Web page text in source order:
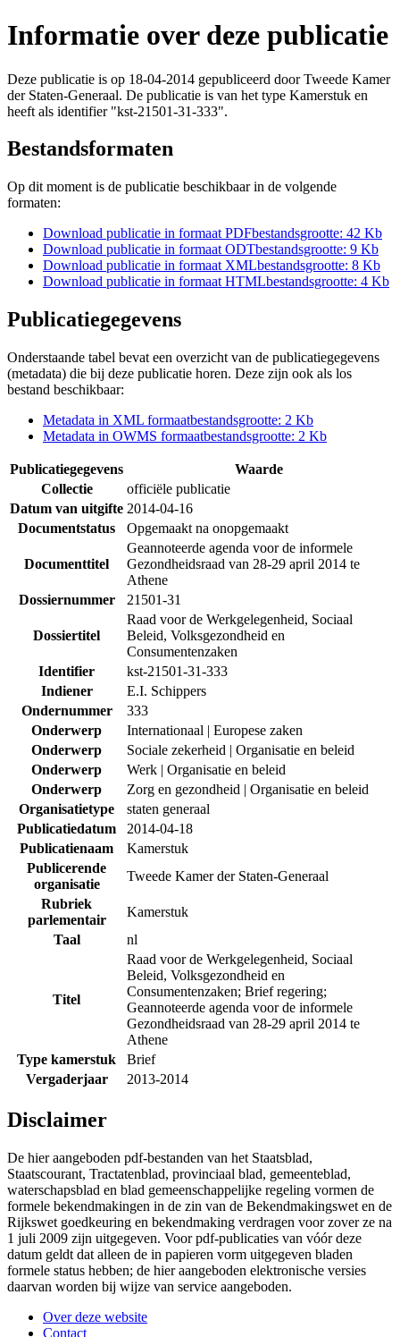
Informatie over deze publicatie
Deze publicatie is op 18-04-2014 gepubliceerd door Tweede Kamer
der Staten-Generaal. De publicatie is van het type Kamerstuk en
heeft als identifier "kst-21501-31-333".
Bestandsformaten
Op dit moment is de publicatie beschikbaar in de volgende
formaten:
Download publicatie in formaat PDFbestandsgrootte: 42 Kb
Download publicatie in formaat ODTbestandsgrootte: 9 Kb
Download publicatie in formaat XMLbestandsgrootte: 8 Kb
Download publicatie in formaat HTMLbestandsgrootte: 4 Kb
Publicatiegegevens
Onderstaande tabel bevat een overzicht van de publicatiegegevens
(metadata) die bij deze publicatie horen. Deze zijn ook als los
bestand beschikbaar:
Metadata in XML formaatbestandsgrootte: 2 Kb
Metadata in OWMS formaatbestandsgrootte: 2 Kb
Publicatiegegevens
Waarde
Collectie
officiële publicatie
Datum van uitgifte 2014-04-16
Documentstatus
Opgemaakt na onopgemaakt
Documenttitel
Geannoteerde agenda voor de informele
Gezondheidsraad van 28-29 april 2014 te
Athene
Dossiernummer
21501-31
Dossiertitel
Raad voor de Werkgelegenheid, Sociaal
Beleid, Volksgezondheid en
Consumentenzaken
Identifier
kst-21501-31-333
Indiener
E.I. Schippers
Ondernummer
333
Onderwerp
Internationaal | Europese zaken
Onderwerp
Sociale zekerheid | Organisatie en beleid
Onderwerp
Werk | Organisatie en beleid
Onderwerp
Zorg en gezondheid | Organisatie en beleid
Organisatietype
staten generaal
Publicatiedatum
2014-04-18
Publicatienaam
Kamerstuk
Publicerende
organisatie
Tweede Kamer der Staten-Generaal
Rubriek
parlementair
Kamerstuk
Taal
nl
Titel
Raad voor de Werkgelegenheid, Sociaal
Beleid, Volksgezondheid en
Consumentenzaken; Brief regering;
Geannoteerde agenda voor de informele
Gezondheidsraad van 28-29 april 2014 te
Athene
Type kamerstuk
Brief
Vergaderjaar
2013-2014
Disclaimer
De hier aangeboden pdf-bestanden van het Staatsblad,
Staatscourant, Tractatenblad, provinciaal blad, gemeenteblad,
waterschapsblad en blad gemeenschappelijke regeling vormen de
formele bekendmakingen in de zin van de Bekendmakingswet en de
Rijkswet goedkeuring en bekendmaking verdragen voor zover ze na
1 juli 2009 zijn uitgegeven. Voor pdf-publicaties van vóór deze
datum geldt dat alleen de in papieren vorm uitgegeven bladen
formele status hebben; de hier aangeboden elektronische versies
daarvan worden bij wijze van service aangeboden.
Over deze website
Contact